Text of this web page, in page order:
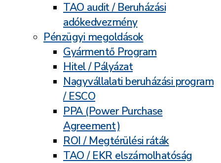
TAO audit / Beruházási
adókedvezmény
Pénzügyi megoldások
Gyármentő Program
Hitel / Pályázat
Nagyvállalati beruházási program
/ ESCO
PPA (Power Purchase
Agreement)
ROI / Megtérülési ráták
TAO / EKR elszámolhatóság